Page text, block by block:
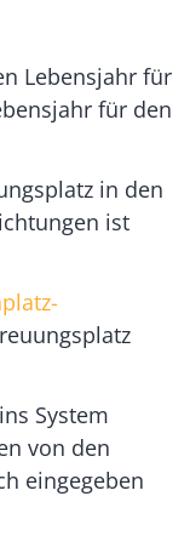
Lebensjahr für
für den
in den
ist
System
von den
eingegeben